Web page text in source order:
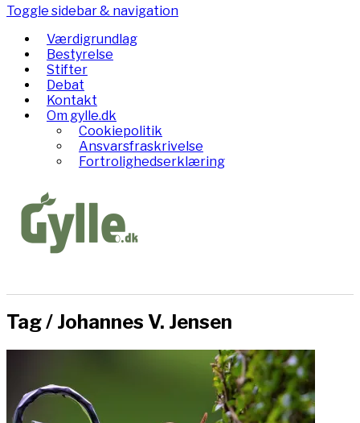
Toggle sidebar & navigation
Værdigrundlag
Bestyrelse
Stifter
Debat
Kontakt
Om gylle.dk
Cookiepolitik
Ansvarsfraskrivelse
Fortrolighedserklæring
Tag / Johannes V. Jensen